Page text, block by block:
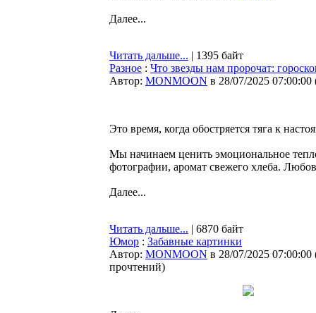
Далее...
Читать дальше... | 1395 байт
Разное : Что звезды нам пророчат:
Автор: MONMOON в 28/07/2025 07:00:00
Это время, когда обостряется тяга к
Мы начинаем ценить эмоциональное
фотографии, аромат свежего хлеба.
Далее...
Читать дальше... | 6870 байт
Юмор : Забавные картинки
Автор: MONMOON в 28/07/2025 07:00:00
прочтений)